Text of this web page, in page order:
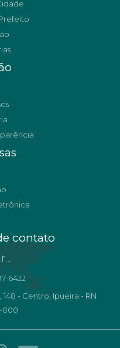
contato
6422
- Centro, Ipueira - RN
000